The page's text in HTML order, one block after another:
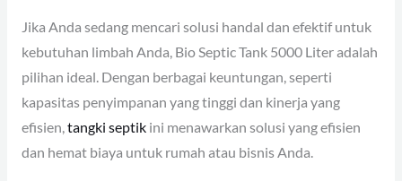
Jika Anda sedang mencari solusi handal dan efektif untuk
kebutuhan limbah Anda, Bio Septic Tank 5000 Liter adalah
pilihan ideal. Dengan berbagai keuntungan, seperti
kapasitas penyimpanan yang tinggi dan kinerja yang
efisien,tangki septikini menawarkan solusi yang efisien
dan hemat biaya untuk rumah atau bisnis Anda.